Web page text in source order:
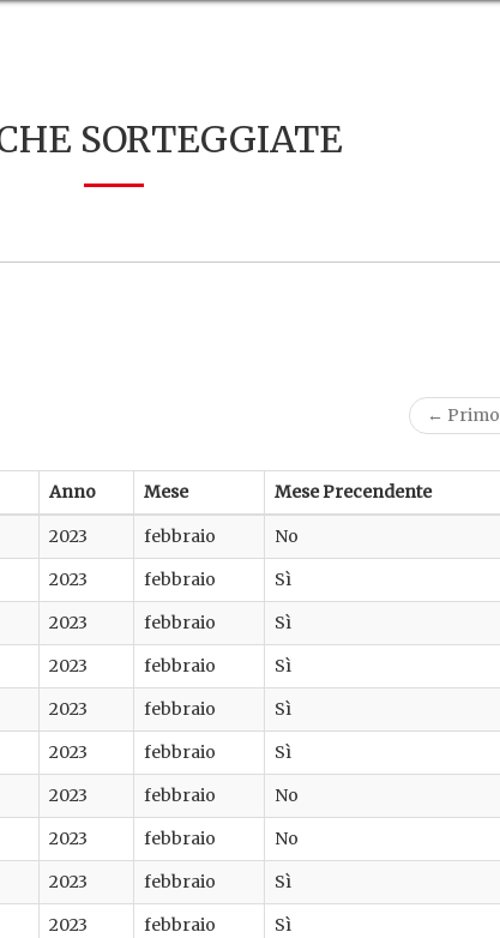
SORTEGGIATE
← Primo
Anno Mese Mese Precendente
2023 febbraio No
2023 febbraio Sì
2023 febbraio Sì
2023 febbraio Sì
2023 febbraio Sì
2023 febbraio Sì
2023 febbraio No
2023 febbraio No
2023 febbraio Sì
2023 febbraio Sì